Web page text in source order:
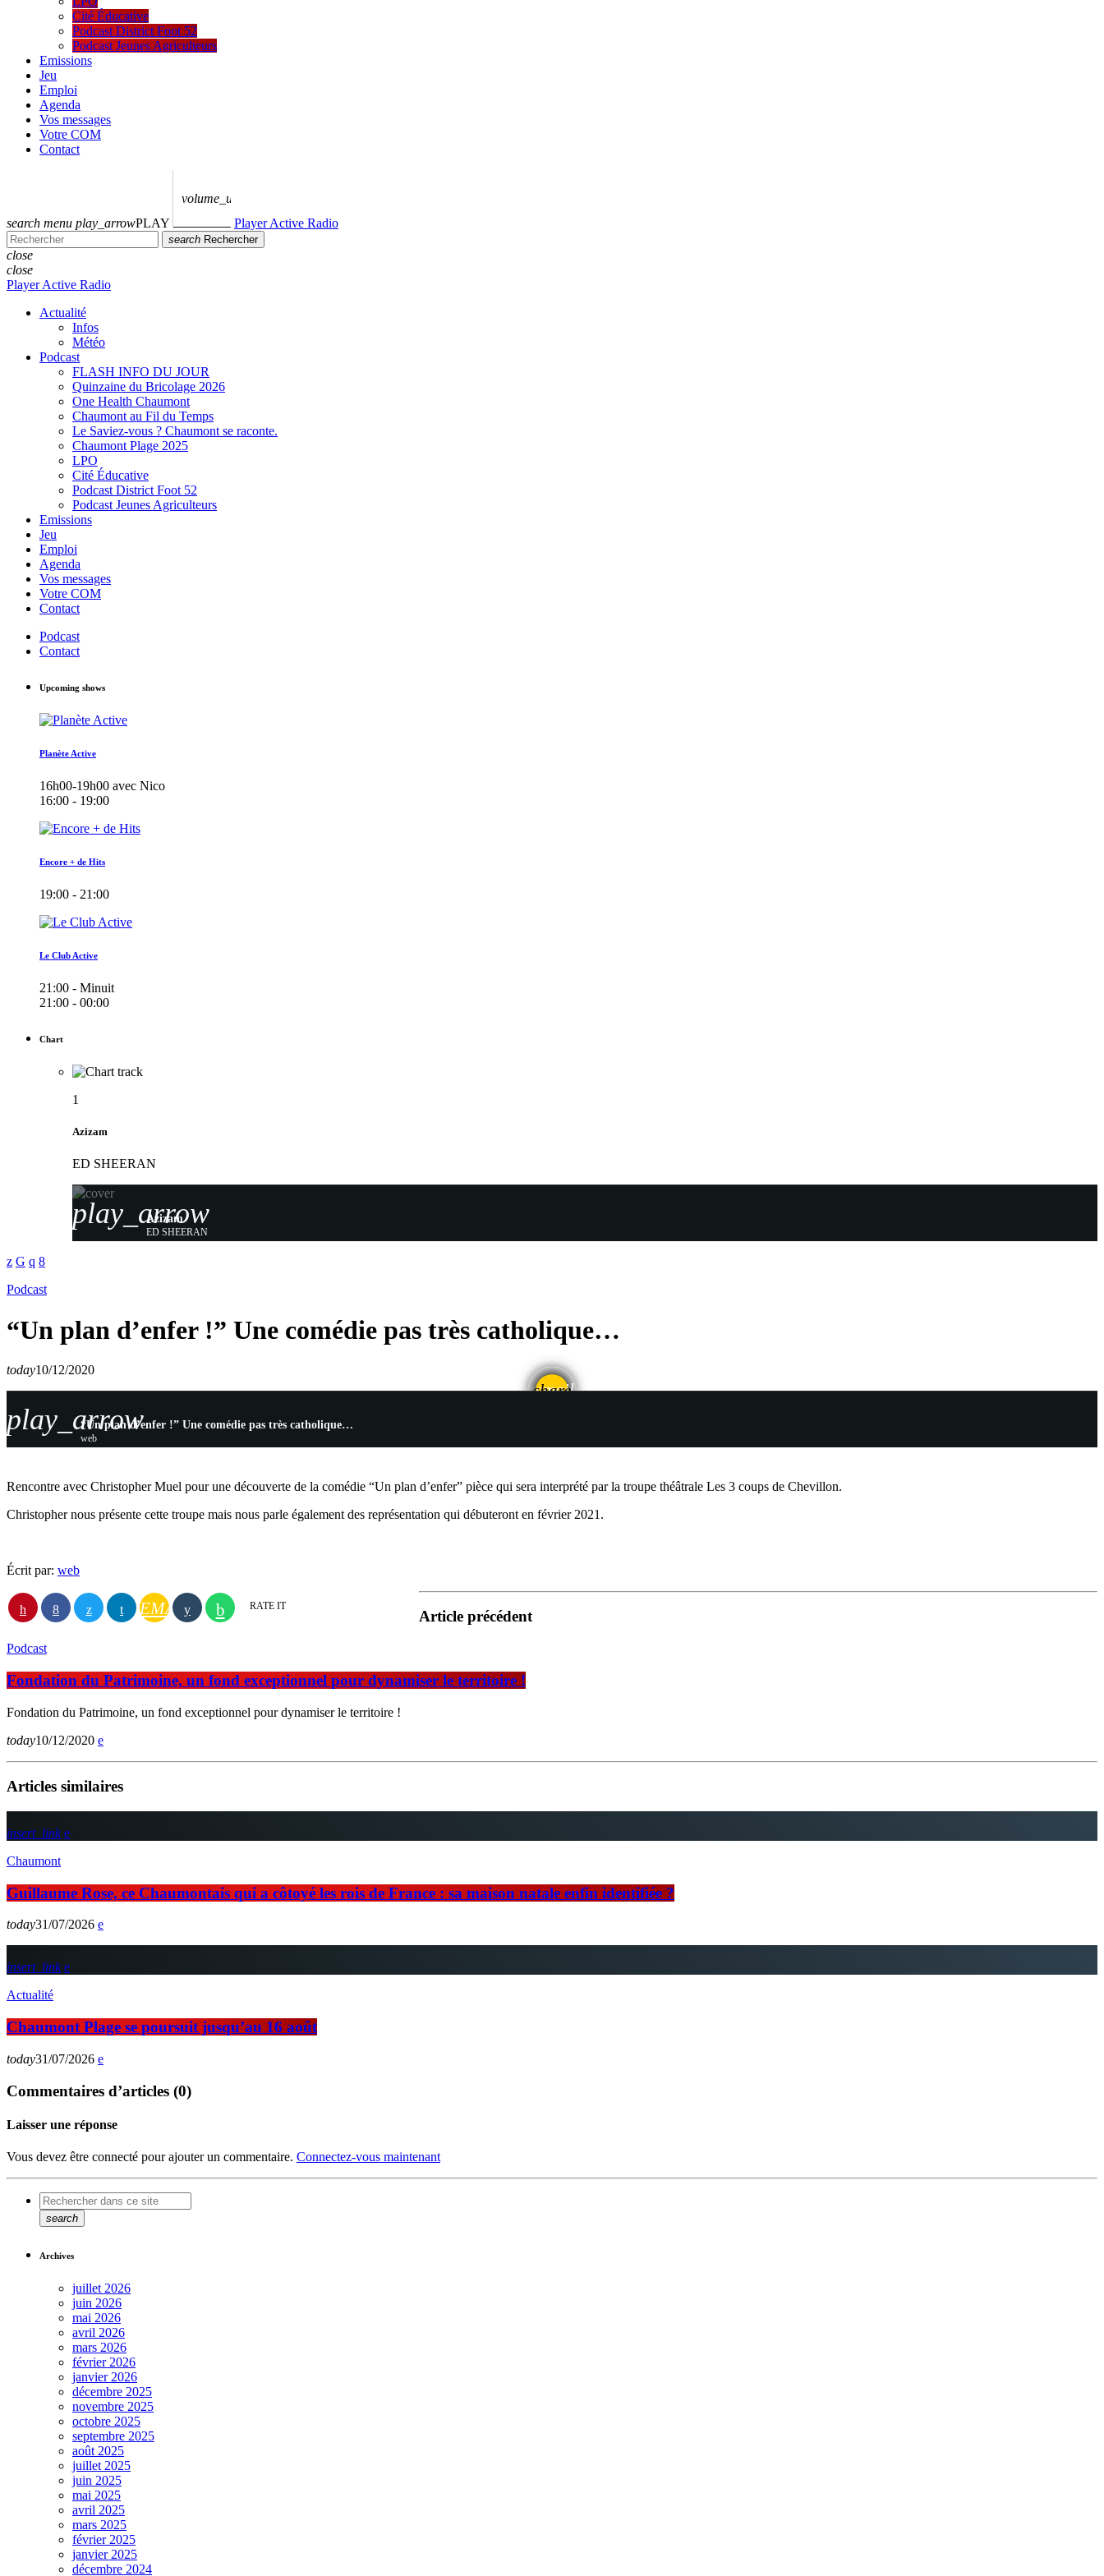
Cité Éducative
Podcast District Foot 52
Podcast Jeunes Agriculteurs
Emissions
Jeu
Emploi
Agenda
Vos messages
Votre COM
Contact
search menu play_arrowPLAY
volume_up
Player Active Radio
search Rechercher
close
close
Player Active Radio
Actualité
Infos
Météo
Podcast
FLASH INFO DU JOUR
Quinzaine du Bricolage 2026
One Health Chaumont
Chaumont au Fil du Temps
Le Saviez-vous ? Chaumont se raconte.
Chaumont Plage 2025
LPO
Cité Éducative
Podcast District Foot 52
Podcast Jeunes Agriculteurs
Emissions
Jeu
Emploi
Agenda
Vos messages
Votre COM
Contact
Podcast
Contact
Upcoming shows
Planète Active
16h00-19h00 avec Nico
16:00 - 19:00
Encore + de Hits
19:00 - 21:00
Le Club Active
21:00 - Minuit
21:00 - 00:00
Chart
1
Azizam
ED SHEERAN
play_arrow
Azizam
ED SHEERAN
Podcast
“Un plan d’enfer !” Une comédie pas très catholique…
today10/12/2020
share
email
play_arrow“Un plan d’enfer !” Une comédie pas très catholique…
web
Rencontre avec Christopher Muel pour une découverte de la comédie “Un plan d’enfer” pièce qui sera interprété par la troupe théâtrale Les 3 coups de Chevillon.
Christopher nous présente cette troupe mais nous parle également des représentation qui débuteront en février 2021.
Écrit par: web
EMAIL RATE IT
Article précédent
Podcast
Fondation du Patrimoine, un fond exceptionnel pour dynamiser le territoire !
Fondation du Patrimoine, un fond exceptionnel pour dynamiser le territoire !
today10/12/2020
Articles similaires
insert_link
Chaumont
Guillaume Rose, ce Chaumontais qui a côtoyé les rois de France : sa maison natale enfin identifiée ?
today31/07/2026
insert_link
Actualité
Chaumont Plage se poursuit jusqu’au 16 août
today31/07/2026
Commentaires d’articles (0)
Laisser une réponse
Vous devez être connecté pour ajouter un commentaire. Connectez-vous maintenant
search
Archives
juillet 2026
juin 2026
mai 2026
avril 2026
mars 2026
février 2026
janvier 2026
décembre 2025
novembre 2025
octobre 2025
septembre 2025
août 2025
juillet 2025
juin 2025
mai 2025
avril 2025
mars 2025
février 2025
janvier 2025
décembre 2024